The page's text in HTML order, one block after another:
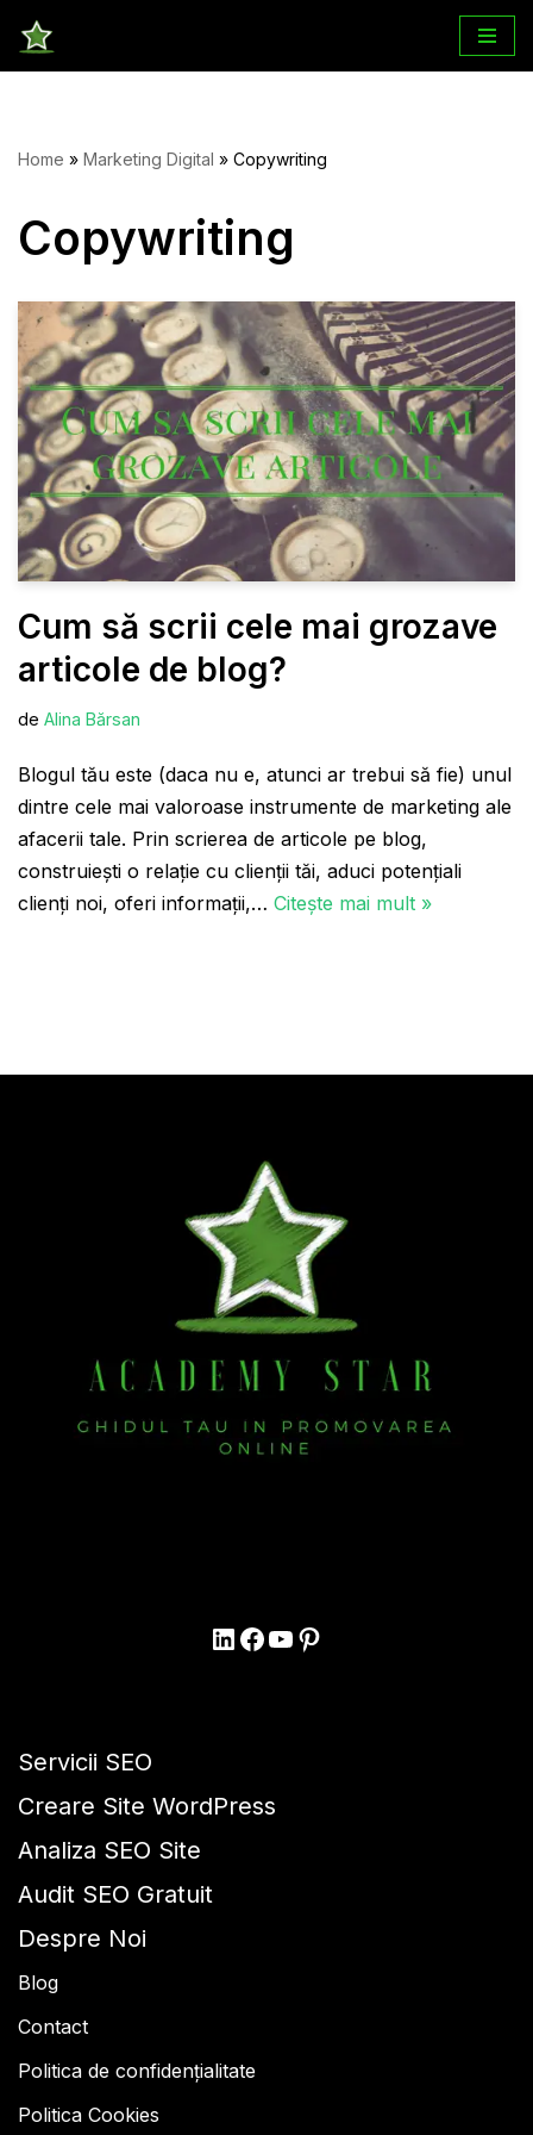
Sari
Home » Marketing Digital » Copywriting
Copywriting
Cum să scrii cele mai grozave
articole de blog?
de Alina Bărsan
Blogul tău este (daca nu e, atunci ar trebui să fie) unul
dintre cele mai valoroase instrumente de marketing ale
afacerii tale. Prin scrierea de articole pe blog,
construiești o relație cu clienții tăi, aduci potențiali
clienți noi, oferi informații,… Citește mai mult »
Servicii SEO
Creare Site WordPress
Analiza SEO Site
Audit SEO Gratuit
Despre Noi
Blog
Contact
Politica de confidențialitate
Politica Cookies